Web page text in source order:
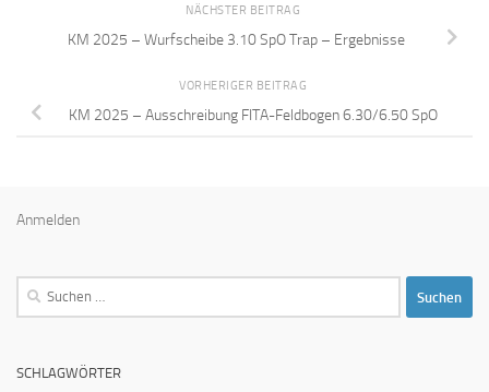
NÄCHSTER BEITRAG
KM 2025 – Wurfscheibe 3.10 SpO Trap – Ergebnisse
VORHERIGER BEITRAG
KM 2025 – Ausschreibung FITA-Feldbogen 6.30/6.50 SpO
Anmelden
Suchen
SCHLAGWÖRTER